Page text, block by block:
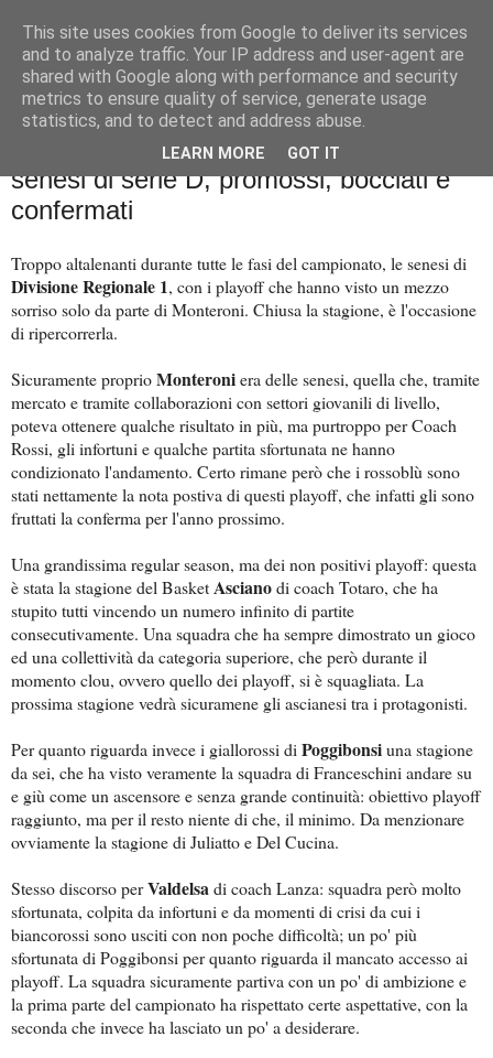
Palla al cerchio
giovedì 12 giugno 2025
A Tutta D! I giudizi di fine anno delle
senesi di serie D, promossi, bocciati e
confermati
Troppo altalenanti durante tutte le fasi del campionato, le senesi di
Divisione Regionale 1, con i playoff che hanno visto un mezzo
sorriso solo da parte di Monteroni. Chiusa la stagione, è l'occasione
di ripercorrerla.
Sicuramente proprioMonteroniera delle senesi, quella che, tramite
mercato e tramite collaborazioni con settori giovanili di livello,
poteva ottenere qualche risultato in più, ma purtroppo per Coach
Rossi, gli infortuni e qualche partita sfortunata ne hanno
condizionato l'andamento. Certo rimane però che i rossoblù sono
stati nettamente la nota postiva di questi playoff, che infatti gli sono
fruttati la conferma per l'anno prossimo.
Una grandissima regular season, ma dei non positivi playoff: questa
è stata la stagione del BasketAscianodi coach Totaro, che ha
stupito tutti vincendo un numero infinito di partite
consecutivamente. Una squadra che ha sempre dimostrato un gioco
ed una collettività da categoria superiore, che però durante il
momento clou, ovvero quello dei playoff, si è squagliata. La
prossima stagione vedrà sicuramene gli ascianesi tra i protagonisti.
Per quanto riguarda invece i giallorossi di Poggibonsiuna stagione
da sei, che ha visto veramente la squadra di Franceschini andare su
e giù come un ascensore e senza grande continuità: obiettivo playoff
raggiunto, ma per il resto niente di che, il minimo. Da menzionare
ovviamente la stagione di Juliatto e Del Cucina.
Stesso discorso perValdelsadi coach Lanza: squadra però molto
sfortunata, colpita da infortuni e da momenti di crisi da cui i
biancorossi sono usciti con non poche difficoltà; un po' più
sfortunata di Poggibonsi per quanto riguarda il mancato accesso ai
playoff. La squadra sicuramente partiva con un po' di ambizione e
la prima parte del campionato ha rispettato certe aspettative, con la
seconda che invece ha lasciato un po' a desiderare.
This site uses cookies from Google to deliver its services
and to analyze traffic. Your IP address and user-agent are
shared with Google along with performance and security
metrics to ensure quality of service, generate usage
statistics, and to detect and address abuse.
LEARN MORE GOT IT